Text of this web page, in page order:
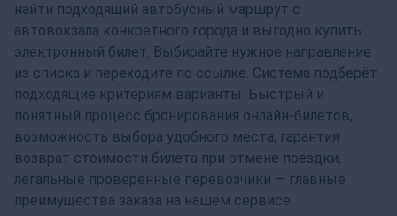
найти подходящий автобусный маршрут с
автовокзала конкретного города и выгодно купить
электронный билет. Выбирайте нужное направление
из списка и переходите по ссылке. Система подберёт
подходящие критериям варианты. Быстрый и
понятный процесс бронирования онлайн-билетов,
возможность выбора удобного места, гарантия
возврат стоимости билета при отмене поездки,
легальные проверенные перевозчики — главные
преимущества заказа на нашем сервисе.